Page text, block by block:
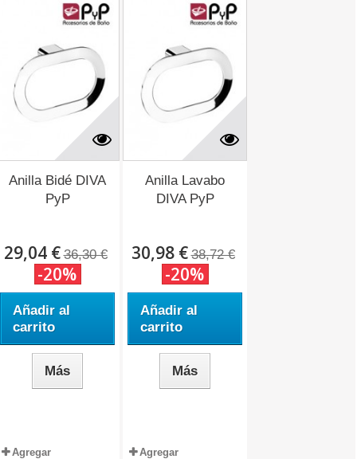
Anilla Bidé DIVA
PyP
29,04 € 36,30 €
-20%
Añadir al
carrito
Más
Agregar
Anilla Lavabo
DIVA PyP
30,98 € 38,72 €
-20%
Añadir al
carrito
Más
Agregar